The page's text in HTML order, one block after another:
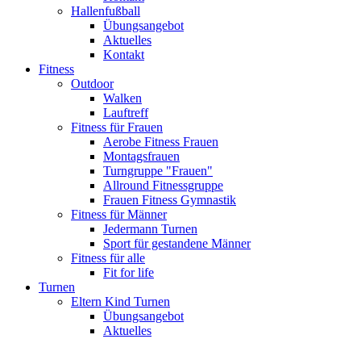
Hallenfußball
Übungsangebot
Aktuelles
Kontakt
Fitness
Outdoor
Walken
Lauftreff
Fitness für Frauen
Aerobe Fitness Frauen
Montagsfrauen
Turngruppe "Frauen"
Allround Fitnessgruppe
Frauen Fitness Gymnastik
Fitness für Männer
Jedermann Turnen
Sport für gestandene Männer
Fitness für alle
Fit for life
Turnen
Eltern Kind Turnen
Übungsangebot
Aktuelles